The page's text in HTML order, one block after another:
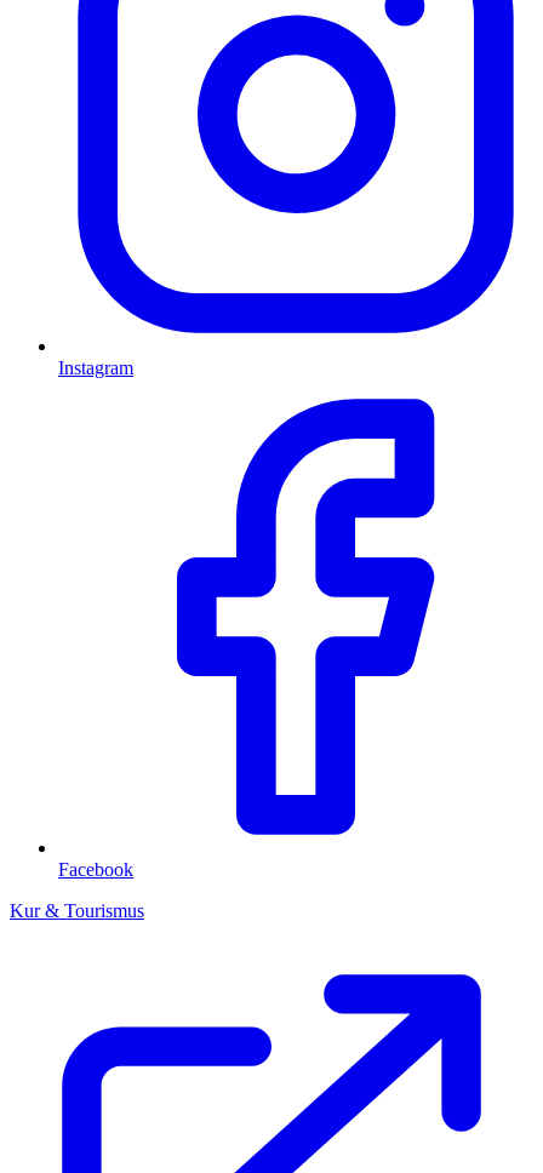
Instagram
Facebook
Kur & Tourismus